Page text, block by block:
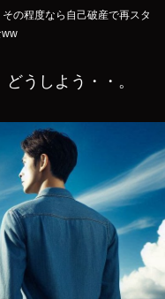
の程度なら自己破産で再スタ
ww
うしよう・・。